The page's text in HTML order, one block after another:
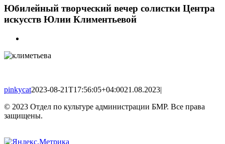
Юбилейный творческий вечер солистки Центра
искусств Юлии Климентьевой
Image
pinkycat2023-08-21T17:56:05+04:0021.08.2023|
© 2023 Отдел по культуре администрации БМР. Все права
защищены.